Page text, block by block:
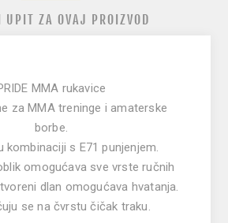
UPIT ZA OVAJ PROIZVOD
MMA rukavice
za MMA treninge i amaterske
borbe.
kombinaciji s E71 punjenjem.
omogućava sve vrste ručnih
dlan omogućava hvatanja.
se na čvrstu čičak traku.